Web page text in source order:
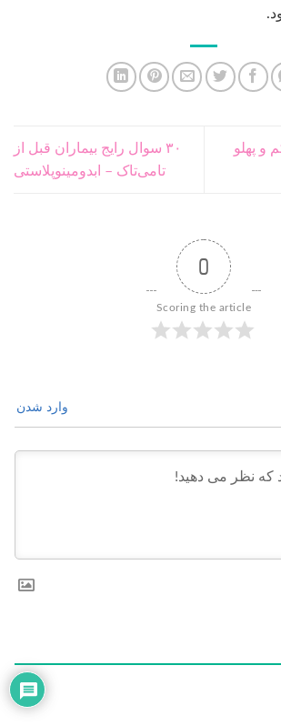
و پهلو
۳۰ سوال رایج بیماران قبل از
تامی‌تاک – ابدومینوپلاستی
0
Scoring the article
وارد شدن